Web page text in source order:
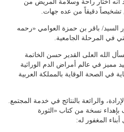
أنه اختار راحة وسلامة المريض من
دقيقاً من عده جهات.
السيد/ باقر بن حمزة العوامي «رحمه
في المرحلة الجامعية.
الله العلى القدير حسن الخاتمة
مميز في عالم أمراض الدم الوراثية
في الصحة الوقاية بالمملكة العربية
والرائعة بالنتائج في خدمة المجتمع.
بإهداء نسخة من كتاب «الثورة
المغفور له: